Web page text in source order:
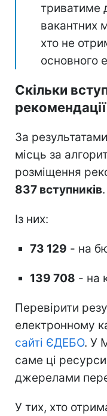
триватиме
вакантних
хто не
основного
Скільки
рекомендації
За
місць за
розміщення
837 вступників.
Із них:
73 129 - на
139 708 - на
Перевірити
електронному
сайті ЄДЕБО. У
саме ці
джерелами
У тих, хто